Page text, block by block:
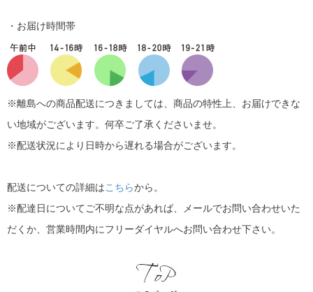
・お届け時間帯
※離島への商品配送につきましては、商品の特性上、お届けできな
い地域がございます。何卒ご了承くださいませ。
※配送状況により日時から遅れる場合がございます。
配送についての詳細はこちらから。
※配達日についてご不明な点があれば、メールでお問い合わせいた
だくか、営業時間内にフリーダイヤルへお問い合わせ下さい。